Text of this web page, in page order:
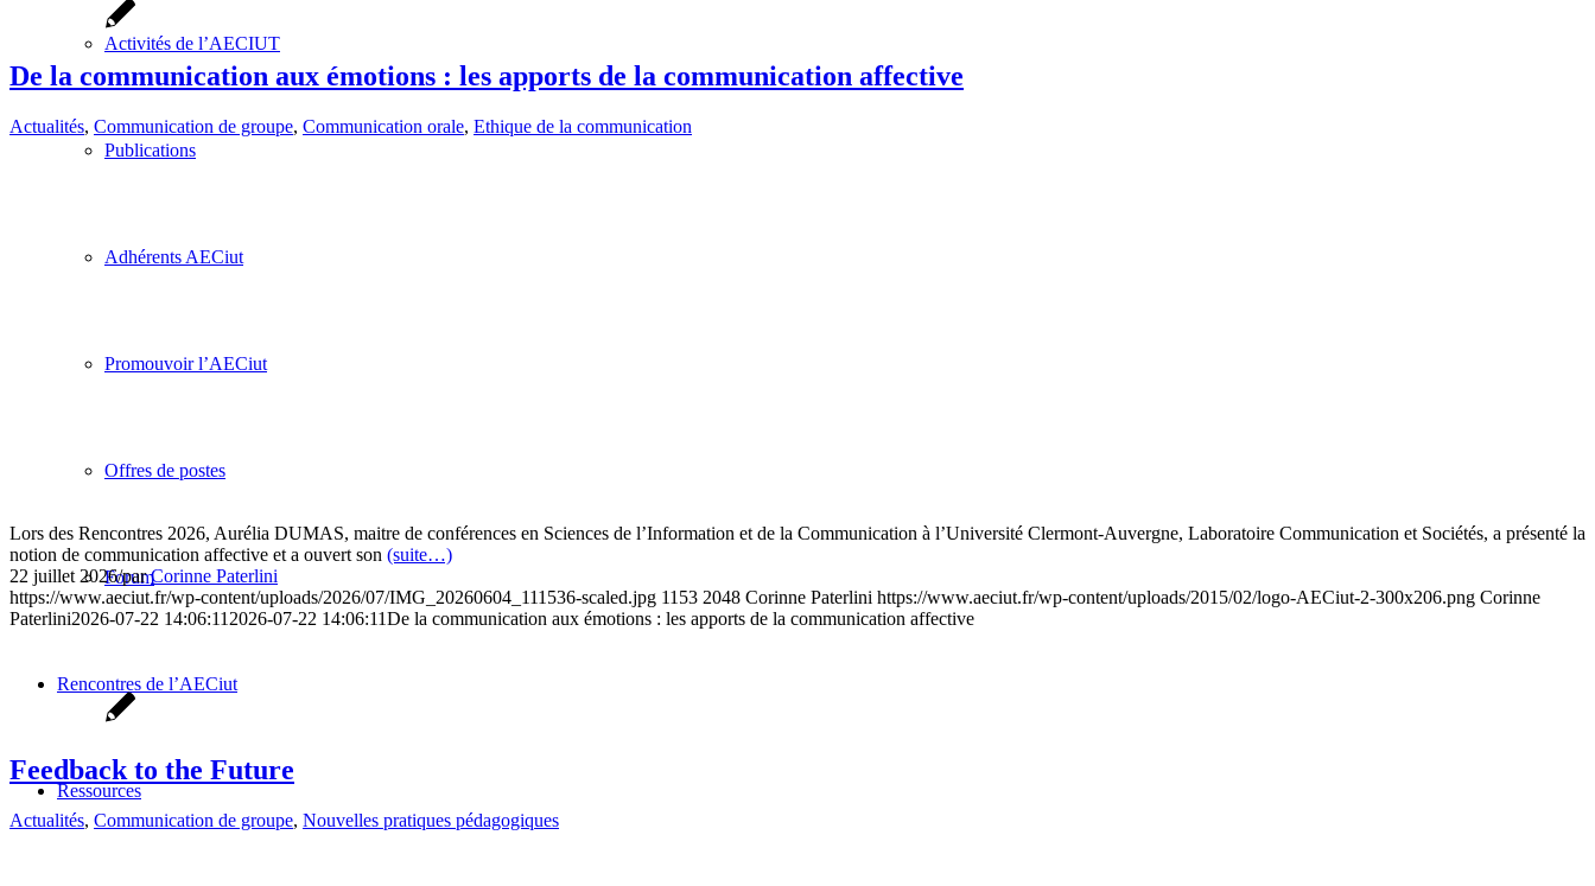
Activités de l’AECIUT
Publications
Adhérents AECiut
Promouvoir l’AECiut
Offres de postes
Forum
Rencontres de l’AECiut
Ressources
De la communication aux émotions : les apports de la communication affective
Actualités, Communication de groupe, Communication orale, Ethique de la communication
Lors des Rencontres 2026, Aurélia DUMAS, maitre de conférences en Sciences de l’Information et de la Communication à l’Université Clermont-Auvergne, Laboratoire Communication et Sociétés, a présenté la
notion de communication affective et a ouvert son (suite…)
22 juillet 2026/parCorinne Paterlini
https://www.aeciut.fr/wp-content/uploads/2026/07/IMG_20260604_111536-scaled.jpg 1153 2048 Corinne Paterlini https://www.aeciut.fr/wp-content/uploads/2015/02/logo-AECiut-2-300x206.png Corinne
Paterlini2026-07-22 14:06:11 2026-07-22 14:06:11De la communication aux émotions : les apports de la communication affective
Feedback to the Future
Actualités, Communication de groupe, Nouvelles pratiques pédagogiques